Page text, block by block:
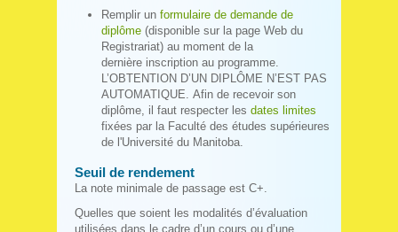
Remplir un formulaire de demande de
diplôme (disponible sur la page Web du
Registrariat) au moment de la
dernière inscription au programme.
L’OBTENTION D’UN DIPLÔME N’EST PAS
AUTOMATIQUE. Afin de recevoir son
diplôme, il faut respecter les dates limites
fixées par la Faculté des études supérieures
de l'Université du Manitoba.
Seuil de rendement
La note minimale de passage est C+.
Quelles que soient les modalités d’évaluation
utilisées dans le cadre d’un cours ou d’une